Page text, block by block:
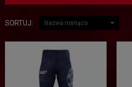
SORTUJ: